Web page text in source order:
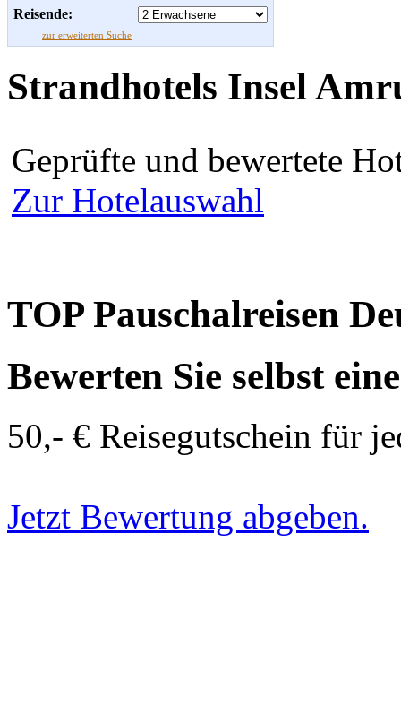
Reisende:
zur erweiterten Suche
Strandhotels Insel
Geprüfte und bewertete
Zur Hotelauswahl
TOP Pauschalreisen
Bewerten Sie selbst
50,- € Reisegutschein für
Jetzt Bewertung abgeben.